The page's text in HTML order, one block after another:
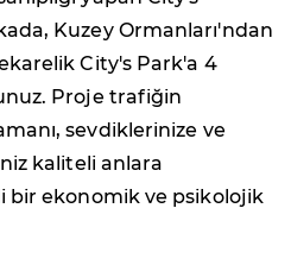
Kuzey Ormanları'ndan
City's Park'a 4
Proje trafiğin
sevdiklerinize ve
kaliteli anlara
bir ekonomik ve psikolojik